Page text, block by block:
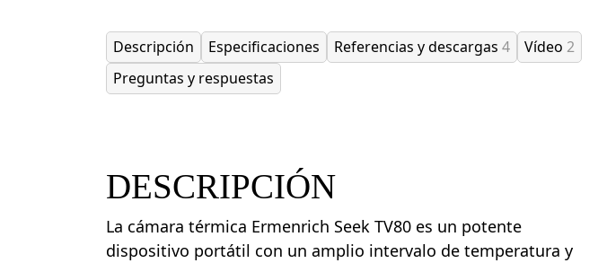
Descripción Especificaciones Referencias y descargas 4 Vídeo 2
Preguntas y respuestas
DESCRIPCIÓN
La cámara térmica Ermenrich Seek TV80 es un potente
dispositivo portátil con un amplio intervalo de temperatura y